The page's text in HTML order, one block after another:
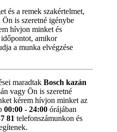
és a remek szakértelmet,
is szeretné igénybe
hívjon minket és
amikor
a munka elvégzése
maradtak Bosch kazán
vagy Ön is szeretné
kérem hívjon minket az
00:00 - 24:00 órájában
81 telefonszámunkon és